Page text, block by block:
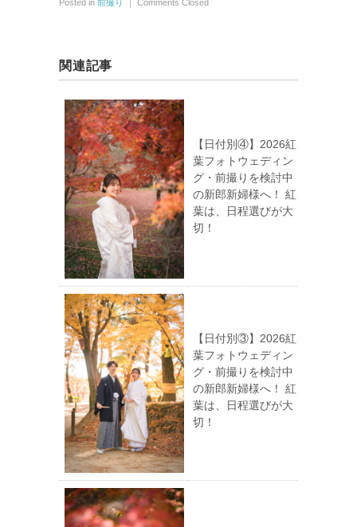
Posted in 前撮り ｜ Comments Closed
関連記事
【日付別④】2026紅
葉フォトウェディン
グ・前撮りを検討中
の新郎新婦様へ！ 紅
葉は、日程選びが大
切！
【日付別③】2026紅
葉フォトウェディン
グ・前撮りを検討中
の新郎新婦様へ！ 紅
葉は、日程選びが大
切！